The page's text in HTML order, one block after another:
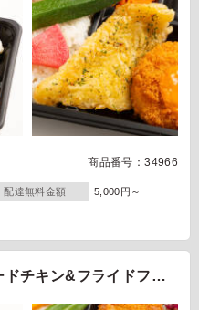
商品番号：34966
配達無料金額 5,000円～
チキン&フライドフィ